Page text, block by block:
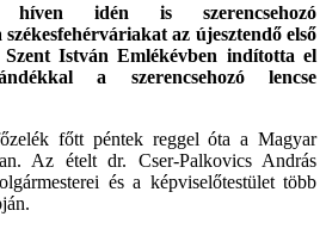
híven idén is szerencsehozó
az újesztendő első
István Emlékévben indította el
a szerencsehozó lencse
főtt péntek reggel óta a Magyar
Az ételt dr. Cser-Palkovics András
és a képviselőtestület több